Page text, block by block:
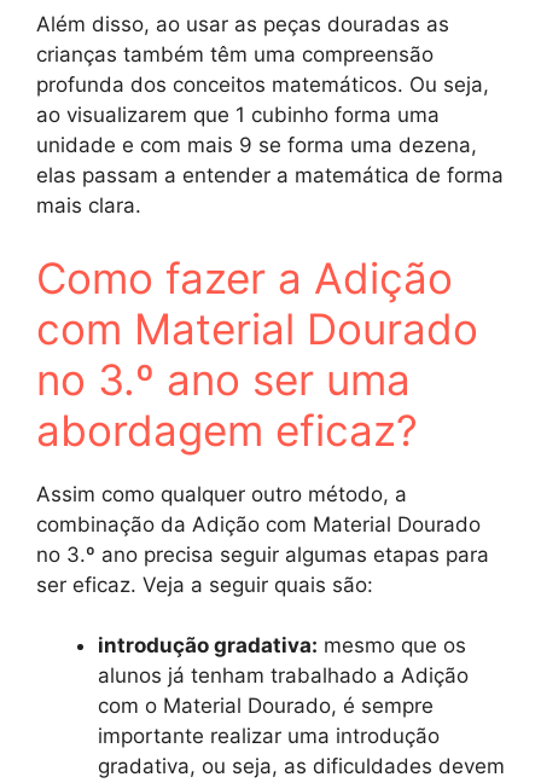
Além disso, ao usar as peças douradas as
crianças também têm uma compreensão
profunda dos conceitos matemáticos. Ou seja,
ao visualizarem que 1 cubinho forma uma
unidade e com mais 9 se forma uma dezena,
elas passam a entender a matemática de forma
mais clara.
Como fazer a Adição
com Material Dourado
no 3.º ano ser uma
abordagem eficaz?
Assim como qualquer outro método, a
combinação da Adição com Material Dourado
no 3.º ano precisa seguir algumas etapas para
ser eficaz. Veja a seguir quais são:
introdução gradativa: mesmo que os
alunos já tenham trabalhado a Adição
com o Material Dourado, é sempre
importante realizar uma introdução
gradativa, ou seja, as dificuldades devem